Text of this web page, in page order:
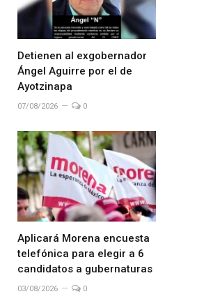
Detienen al exgobernador
Ángel Aguirre por el de
Ayotzinapa
07/08/2026 0
Aplicará Morena encuesta
telefónica para elegir a 6
candidatos a gubernaturas
03/08/2026 0